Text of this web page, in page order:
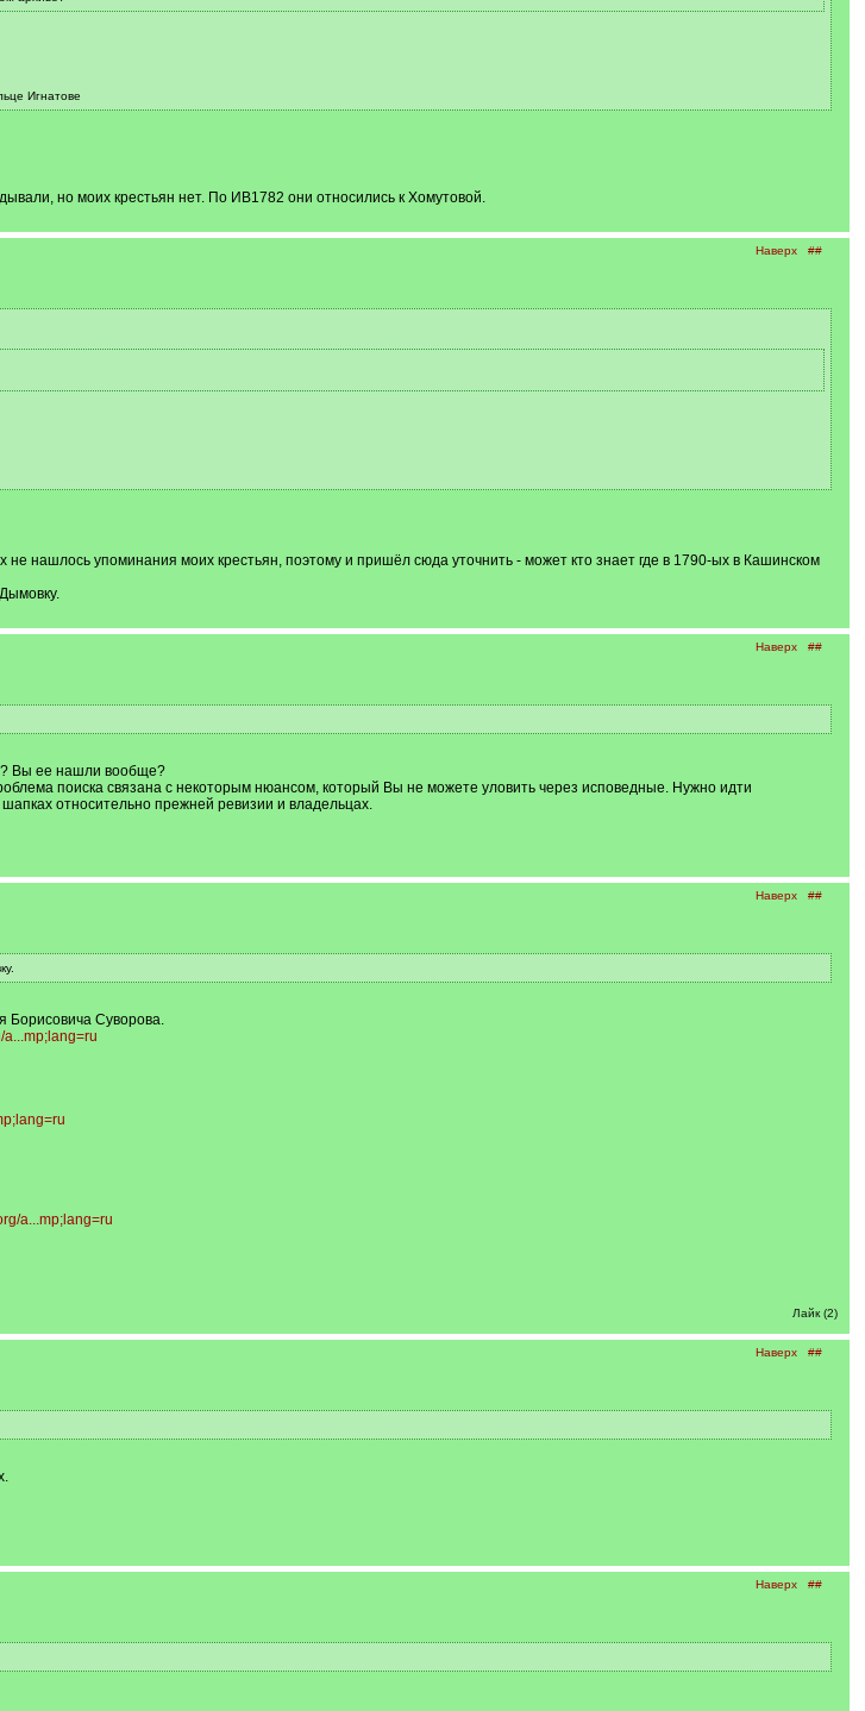
Игнатове
но моих крестьян нет. По ИВ1782 они относились к Хомутовой.
Наверх ##
не нашлось упоминания моих крестьян, поэтому и пришёл сюда уточнить - может кто знает где в 1790-ых в Кашинском
Наверх ##
Вы ее нашли вообще?
поиска связана с некоторым нюансом, который Вы не можете уловить через исповедные. Нужно идти
относительно прежней ревизии и владельцах.
Наверх ##
Борисовича Суворова.
a...mp;lang=ru
a...mp;lang=ru
Лайк (2)
Наверх ##
Наверх ##